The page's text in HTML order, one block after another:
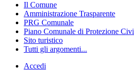
Il Comune
Amministrazione Trasparente
PRG Comunale
Piano Comunale di Protezione
Sito turistico
Tutti gli argomenti...
Accedi